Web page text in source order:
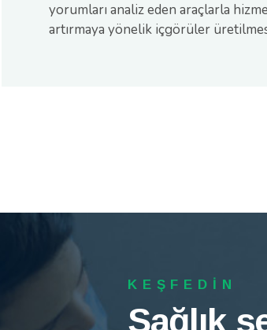
yorumları analiz eden araçlarla
artırmaya yönelik içgörüler
KEŞFEDİN
Sağlık
KEŞFEDİN
Sağlık
KEŞFEDİN
Sağlık